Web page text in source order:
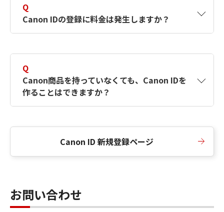
択したサービスから取得します。アカウントを
簡単に作成できるように、この情報を使用して
Canon IDの登録フォームを入力します。
Q
Canon IDの登録に料金は発生しますか？
Q
Canon商品を持っていなくても、Canon IDを
作ることはできますか？
Canon ID 新規登録ページ
お問い合わせ